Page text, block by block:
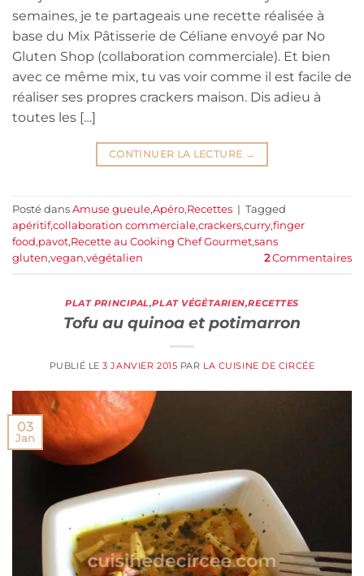
semaines, je te partageais une recette réalisée à
base du Mix Pâtisserie de Céliane envoyé par No
Gluten Shop (collaboration commerciale). Et bien
avec ce même mix, tu vas voir comme il est facile de
réaliser ses propres crackers maison. Dis adieu à
toutes les […]
CONTINUER LA LECTURE →
Posté dans Amuse gueule,Apéro,Recettes | Tagged
apéritif,collaboration commerciale,crackers,curry,finger
food,pavot,Recette au Cooking Chef Gourmet,sans
gluten,vegan,végétalien 2Commentaires
PLAT PRINCIPAL,PLAT VÉGÉTARIEN,RECETTES
Tofu au quinoa et potimarron
PUBLIÉ LE3 JANVIER 2015 PAR LA CUISINE DE CIRCÉE
03
Jan